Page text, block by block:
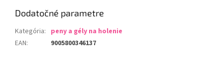
Dodatočné parametre
Kategória: peny a gély na holenie
EAN: 9005800346137